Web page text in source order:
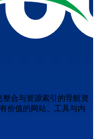
整合与资源索引的导航资
价值的网站、工具与内